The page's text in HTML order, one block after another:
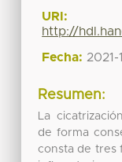
URI:
http://
Fecha: 2021-
Resumen:
La
de forma
consta de tres